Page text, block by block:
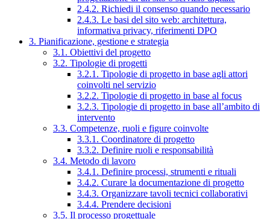
2.4.2. Richiedi il consenso quando necessario
2.4.3. Le basi del sito web: architettura,
informativa privacy, riferimenti DPO
3. Pianificazione, gestione e strategia
3.1. Obiettivi del progetto
3.2. Tipologie di progetti
3.2.1. Tipologie di progetto in base agli attori
coinvolti nel servizio
3.2.2. Tipologie di progetto in base al focus
3.2.3. Tipologie di progetto in base all’ambito di
intervento
3.3. Competenze, ruoli e figure coinvolte
3.3.1. Coordinatore di progetto
3.3.2. Definire ruoli e responsabilità
3.4. Metodo di lavoro
3.4.1. Definire processi, strumenti e rituali
3.4.2. Curare la documentazione di progetto
3.4.3. Organizzare tavoli tecnici collaborativi
3.4.4. Prendere decisioni
3.5. Il processo progettuale